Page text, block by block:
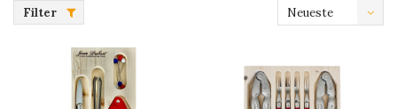
Filter
Neueste